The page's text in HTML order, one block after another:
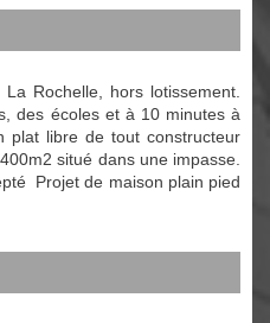
Rochelle, hors lotissement.
des écoles et à 10 minutes à
libre de tout constructeur
situé dans une impasse.
Projet de maison plain pied